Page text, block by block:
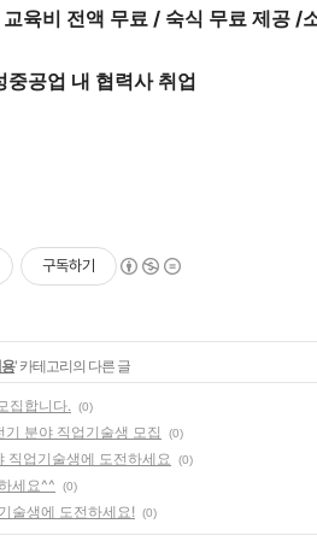
교육비 전액 무료 / 숙식 무료 제공 /
중공업 내 협력사 취업
구독하기
' 카테고리의 다른 글
집합니다. (0)
분야 직업기술생 모집 (0)
직업기술생에 도전하세요 (0)
세요^^ (0)
술생에 도전하세요! (0)